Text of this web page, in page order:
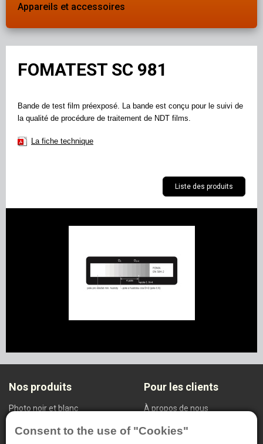
Consent to the use of "Cookies"
Appareils et accessoires
FOMATEST SC 981
Bande de test film préexposé. La bande est conçu pour le suivi de
la qualité de procédure de traitement de NDT films.
La fiche technique
Liste des produits
Nos produits
Photo noir et blanc
Radiodiagnostic
Pour les clients
À propos de nous